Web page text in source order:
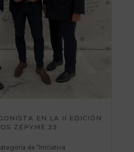
EN LA II EDICIÓN
ZEPYME 25
de “Iniciativa